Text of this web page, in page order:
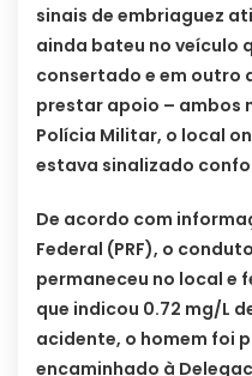
sinais de embriaguez
ainda bateu no veículo
consertado e em outro
prestar apoio – ambos
Polícia Militar, o local
estava sinalizado
De acordo com
Federal (PRF), o
permaneceu no local e
que indicou 0.72 mg/L
acidente, o homem foi
encaminhado à